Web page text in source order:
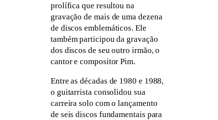
prolífica que resultou na
gravação de mais de uma dezena
de discos emblemáticos. Ele
também participou da gravação
dos discos de seu outro irmão, o
cantor e compositor Pim.
Entre as décadas de 1980 e 1988,
o guitarrista consolidou sua
carreira solo com o lançamento
de seis discos fundamentais para